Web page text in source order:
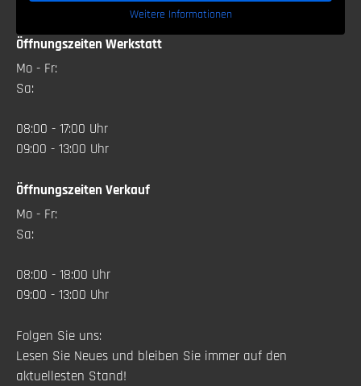
Weitere Informationen
Öffnungszeiten Werkstatt
Mo - Fr:
Sa:
08:00 - 17:00 Uhr
09:00 - 13:00 Uhr
Öffnungszeiten Verkauf
Mo - Fr:
Sa:
08:00 - 18:00 Uhr
09:00 - 13:00 Uhr
Folgen Sie uns:
Lesen Sie Neues und bleiben Sie immer auf den
aktuellesten Stand!